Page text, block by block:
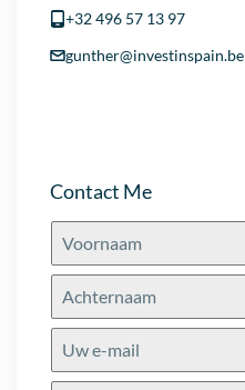
+32 496 57 13 97
gunther@investinspain.be
Contact Me